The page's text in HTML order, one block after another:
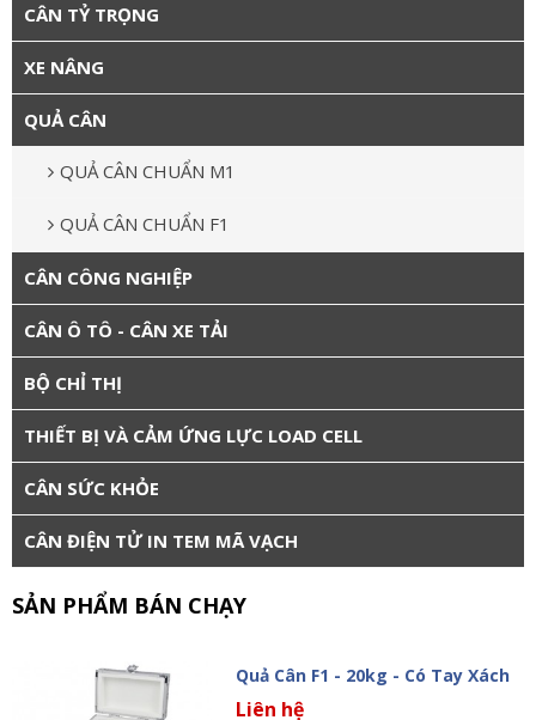
CÂN TỶ TRỌNG
XE NÂNG
QUẢ CÂN
QUẢ CÂN CHUẨN M1
QUẢ CÂN CHUẨN F1
CÂN CÔNG NGHIỆP
CÂN Ô TÔ - CÂN XE TẢI
BỘ CHỈ THỊ
THIẾT BỊ VÀ CẢM ỨNG LỰC LOAD CELL
CÂN SỨC KHỎE
CÂN ĐIỆN TỬ IN TEM MÃ VẠCH
SẢN PHẨM BÁN CHẠY
Quả Cân F1 - 20kg - Có Tay Xách
Liên hệ